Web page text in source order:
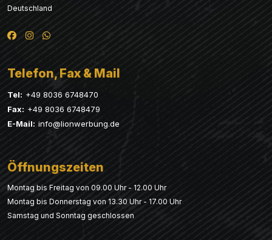
Deutschland
Telefon, Fax & Mail
Tel: +49 8036 6748470
Fax: +49 8036 6748479
E-Mail: info@lionwerbung.de
Öffnungszeiten
Montag bis Freitag von 09.00 Uhr - 12.00 Uhr
Montag bis Donnerstag von 13.30 Uhr - 17.00 Uhr
Samstag und Sonntag geschlossen